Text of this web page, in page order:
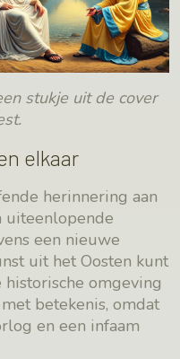
stukje uit de cover
elkaar
herinnering aan
uiteenlopende
een nieuwe
uit het Oosten kunt
omgeving
betekenis, omdat
en een infaam